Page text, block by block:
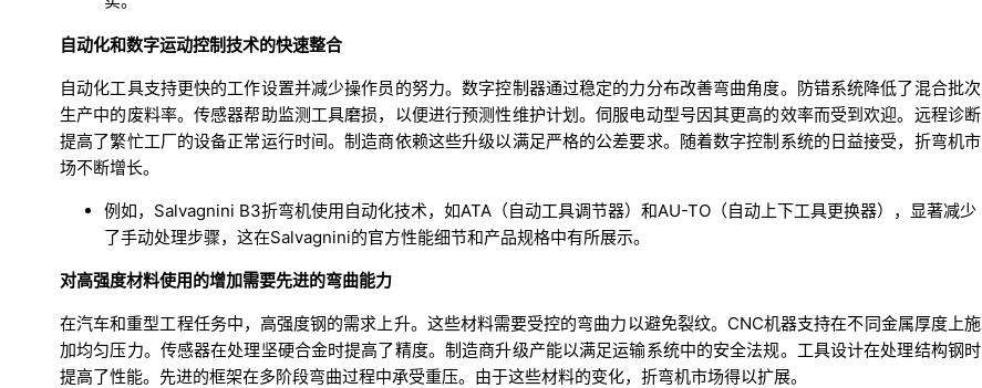
自动化和数字运动控制技术的快速整合
自动化工具支持更快的工作设置并减少操作员的努力。数字控制器通过稳定的力分布改善弯曲角度。防错系统降低了混合批次
生产中的废料率。传感器帮助监测工具磨损，以便进行预测性维护计划。伺服电动型号因其更高的效率而受到欢迎。远程诊断
提高了繁忙工厂的设备正常运行时间。制造商依赖这些升级以满足严格的公差要求。随着数字控制系统的日益接受，折弯机市
场不断增长。
例如，Salvagnini B3折弯机使用自动化技术，如ATA（自动工具调节器）和AU-TO（自动上下工具更换器），显著减少
了手动处理步骤，这在Salvagnini的官方性能细节和产品规格中有所展示。
对高强度材料使用的增加需要先进的弯曲能力
在汽车和重型工程任务中，高强度钢的需求上升。这些材料需要受控的弯曲力以避免裂纹。CNC机器支持在不同金属厚度上施
加均匀压力。传感器在处理坚硬合金时提高了精度。制造商升级产能以满足运输系统中的安全法规。工具设计在处理结构钢时
提高了性能。先进的框架在多阶段弯曲过程中承受重压。由于这些材料的变化，折弯机市场得以扩展。